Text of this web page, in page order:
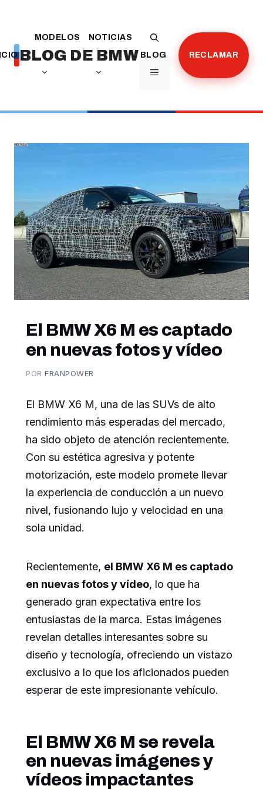
contenido
BLOG DE BMW
MENÚ
MODELOS
NOTICIAS
BLOG
RECLAMAR
El BMW X6 M es captado
en nuevas fotos y vídeo
PORFRANPOWER
El BMW X6 M, una de las SUVs de alto
rendimiento más esperadas del mercado,
ha sido objeto de atención recientemente.
Con su estética agresiva y potente
motorización, este modelo promete llevar
la experiencia de conducción a un nuevo
nivel, fusionando lujo y velocidad en una
sola unidad.
Recientemente, el BMW X6 M es captado
en nuevas fotos y vídeo, lo que ha
generado gran expectativa entre los
entusiastas de la marca. Estas imágenes
revelan detalles interesantes sobre su
diseño y tecnología, ofreciendo un vistazo
exclusivo a lo que los aficionados pueden
esperar de este impresionante vehículo.
El BMW X6 M se revela
en nuevas imágenes y
vídeos impactantes